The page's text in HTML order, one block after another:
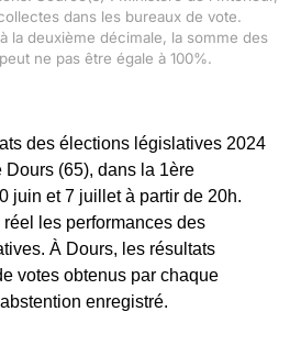
dans les bureaux de vote.
la deuxième décimale, la somme des
ne pas être égale à 100%.
des élections législatives 2024
(65), dans la 1ère
juin et 7 juillet à partir de 20h.
les performances des
À Dours, les résultats
votes obtenus par chaque
enregistré.